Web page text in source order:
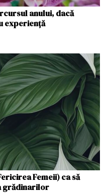
anului, dacă
experiență
Femeii) ca să
grădinarilor